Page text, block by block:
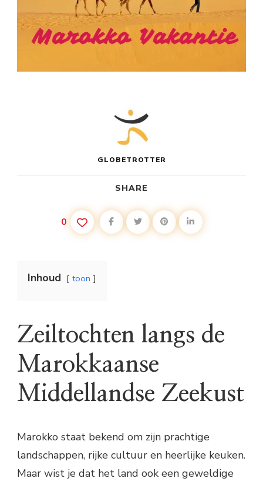
GLOBETROTTER
SHARE
0
Inhoud toon
Zeiltochten langs de
Marokkaanse
Middellandse Zeekust
Marokko staat bekend om zijn prachtige
landschappen, rijke cultuur en heerlijke keuken.
Maar wist je dat het land ook een geweldige